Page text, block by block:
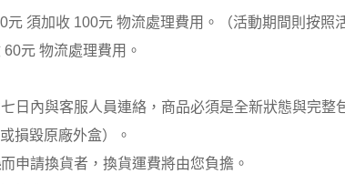
須加收 100元 物流處理費用。（活動期間則按照
元 物流處理費用。
日內與客服人員連絡，商品必須是全新狀態與完
損毀原廠外盒）。
而申請換貨者，換貨運費將由您負擔。